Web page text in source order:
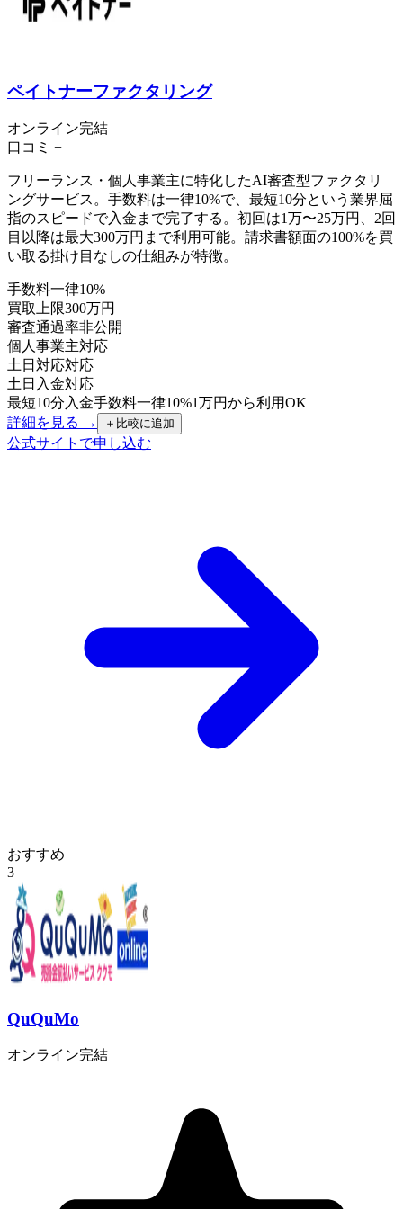
ペイトナーファクタリング
オンライン完結
口コミ −
フリーランス・個人事業主に特化したAI審査型ファクタリ
ングサービス。手数料は一律10%で、最短10分という業界屈
指のスピードで入金まで完了する。初回は1万〜25万円、2回
目以降は最大300万円まで利用可能。請求書額面の100%を買
い取る掛け目なしの仕組みが特徴。
手数料一律10%
買取上限300万円
審査通過率非公開
個人事業主対応
土日対応対応
土日入金対応
最短10分入金手数料一律10%1万円から利用OK
詳細を見る →
＋ 比較に追加
公式サイトで申し込む
おすすめ
3
QuQuMo
オンライン完結